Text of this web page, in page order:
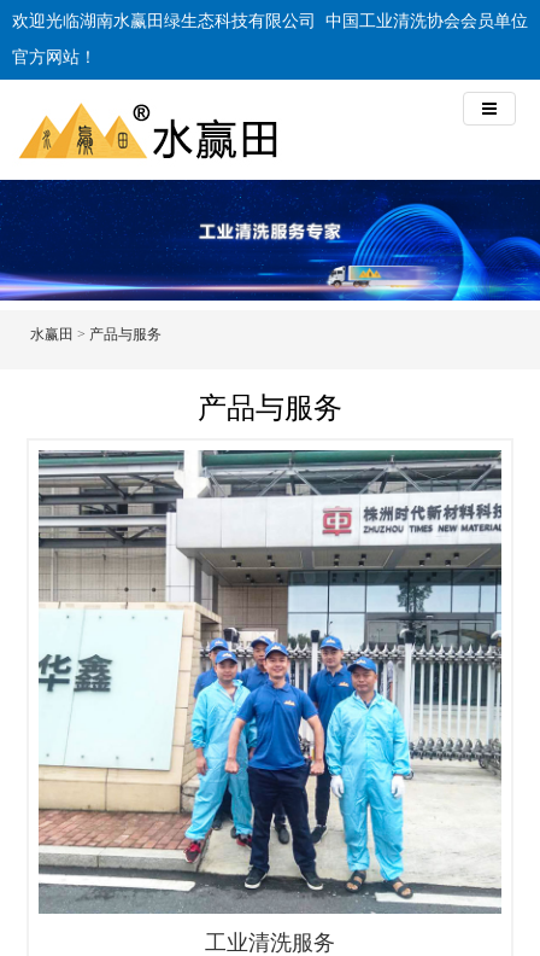
中国工业清洗协会会员单位
欢迎光临湖南水赢田绿生态科技有限公司
官方网站！
水赢田 > 产品与服务
产品与服务
工业清洗服务